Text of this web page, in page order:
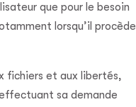
que pour le besoin
lorsqu’il procède
fichiers et aux libertés,
sa demande